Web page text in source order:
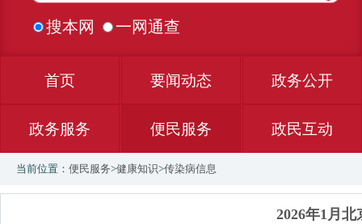
搜本网 一网通查
首页 要闻动态 政务公开
政务服务 便民服务 政民互动
当前位置： 便民服务>健康知识>传染病信息
2026年1月